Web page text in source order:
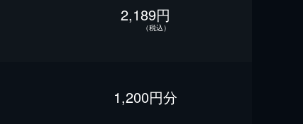
2,189円
（税込）
1,200円分